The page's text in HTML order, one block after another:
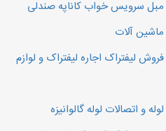
مبل سرویس خواب کاناپه صندلی
آلات
لیفتراک اجاره لیفتراک و لوازم
و اتصالات لوله گالوانیزه